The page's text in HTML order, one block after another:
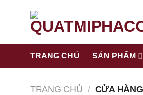
TRANG CHỦ SẢN PHẨM
TRANG CHỦ / CỬA HÀNG